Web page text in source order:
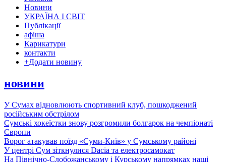
Новини
УКРАЇНА І СВІТ
Публікації
афіша
Карикатури
контакти
+Додати новину
новини
У Сумах відновлюють спортивний клуб, пошкоджений
російським обстрілом
Сумські хокеїстки знову розгромили болгарок на чемпіонаті
Європи
Ворог атакував поїзд «Суми-Київ» у Сумському районі
У центрі Сум зіткнулися Dacia та електросамокат
На Північно-Слобожанському і Курському напрямках наші